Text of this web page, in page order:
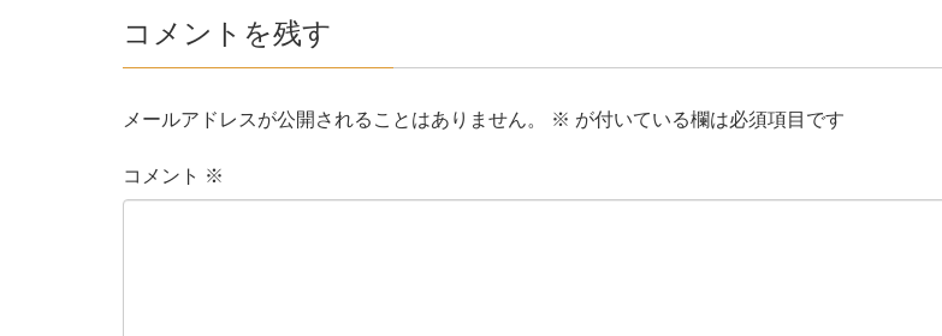
コメントを残す
メールアドレスが公開されることはありません。 ※ が付いている欄は必須項目です
コメント ※